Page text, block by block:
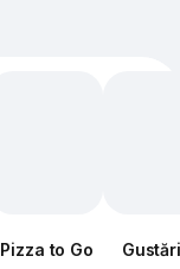
Pizza to Go Gustări